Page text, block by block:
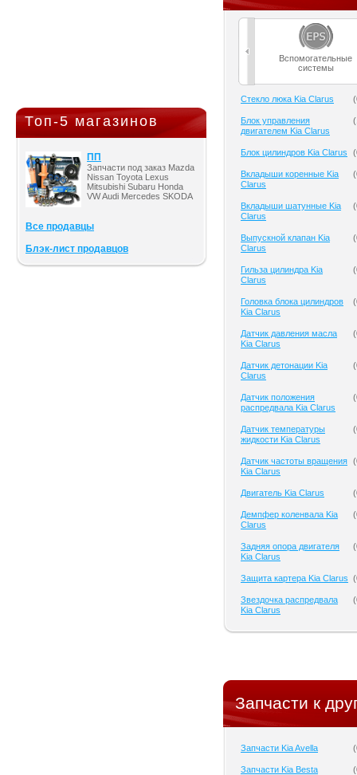
Топ-5 магазинов
ПП
Запчасти под заказ Mazda
Nissan Toyota Lexus
Mitsubishi Subaru Honda
VW Audi Mercedes SKODA
Все продавцы
Блэк-лист продавцов
Вспомогательные
системы
Cтекло люка Kia Clarus (
Блок управления
двигателем Kia Clarus
(
Блок цилиндров Kia Clarus (
Вкладыши коренные Kia
Clarus
(
Вкладыши шатунные Kia
Clarus
(
Выпускной клапан Kia
Clarus
(
Гильза цилиндра Kia
Clarus
(
Головка блока цилиндров
Kia Clarus
(
Датчик давления масла
Kia Clarus
(
Датчик детонации Kia
Clarus
(
Датчик положения
распредвала Kia Clarus
(
Датчик температуры
жидкости Kia Clarus
(
Датчик частоты вращения
Kia Clarus
(
Двигатель Kia Clarus (
Демпфер коленвала Kia
Clarus
(
Задняя опора двигателя
Kia Clarus
(
Защита картера Kia Clarus (
Звездочка распредвала
Kia Clarus
(
Запчасти к
Запчасти Kia Avella (
Запчасти Kia Besta (